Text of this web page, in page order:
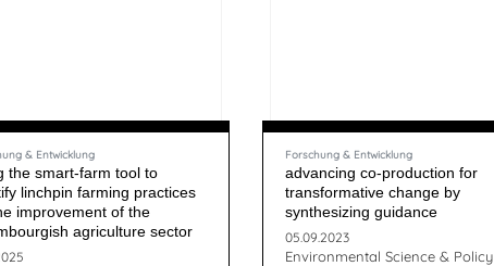
& Entwicklung
the smart-farm tool to
linchpin farming practices
improvement of the
agriculture sector
Forschung & Entwicklung
advancing co-production for
transformative change by
synthesizing guidance
05.09.2023
Environmental Science & Policy